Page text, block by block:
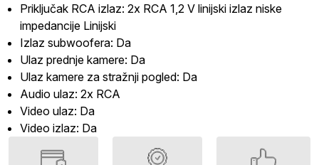
Priključak RCA izlaz: 2x RCA 1,2 V linijski izlaz niske
impedancije Linijski
Izlaz subwoofera: Da
Ulaz prednje kamere: Da
Ulaz kamere za stražnji pogled: Da
Audio ulaz: 2x RCA
Video ulaz: Da
Video izlaz: Da